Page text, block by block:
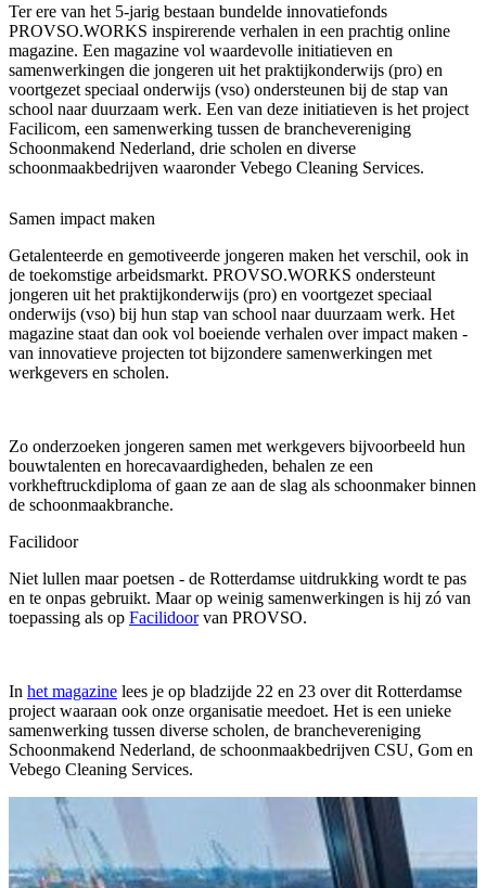
Ter ere van het 5-jarig bestaan bundelde innovatiefonds
PROVSO.WORKS inspirerende verhalen in een prachtig online
magazine. Een magazine vol waardevolle initiatieven en
samenwerkingen die jongeren uit het praktijkonderwijs (pro) en
voortgezet speciaal onderwijs (vso) ondersteunen bij de stap van
school naar duurzaam werk. Een van deze initiatieven is het project
Facilicom, een samenwerking tussen de branchevereniging
Schoonmakend Nederland, drie scholen en diverse
schoonmaakbedrijven waaronder Vebego Cleaning Services.
Samen impact maken
Getalenteerde en gemotiveerde jongeren maken het verschil, ook in
de toekomstige arbeidsmarkt. PROVSO.WORKS ondersteunt
jongeren uit het praktijkonderwijs (pro) en voortgezet speciaal
onderwijs (vso) bij hun stap van school naar duurzaam werk. Het
magazine staat dan ook vol boeiende verhalen over impact maken -
van innovatieve projecten tot bijzondere samenwerkingen met
werkgevers en scholen.
Zo onderzoeken jongeren samen met werkgevers bijvoorbeeld hun
bouwtalenten en horecavaardigheden, behalen ze een
vorkheftruckdiploma of gaan ze aan de slag als schoonmaker binnen
de schoonmaakbranche.
Facilidoor
Niet lullen maar poetsen - de Rotterdamse uitdrukking wordt te pas
en te onpas gebruikt. Maar op weinig samenwerkingen is hij zó van
toepassing als op Facilidoorvan PROVSO.
In het magazine lees je op bladzijde 22 en 23 over dit Rotterdamse
project waaraan ook onze organisatie meedoet. Het is een unieke
samenwerking tussen diverse scholen, de branchevereniging
Schoonmakend Nederland, de schoonmaakbedrijven CSU, Gom en
Vebego Cleaning Services.